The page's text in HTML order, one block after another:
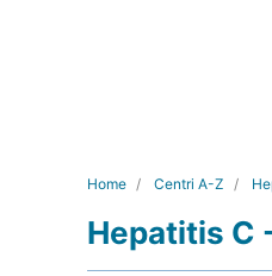
Home Centri A-Z
Hepatitis C